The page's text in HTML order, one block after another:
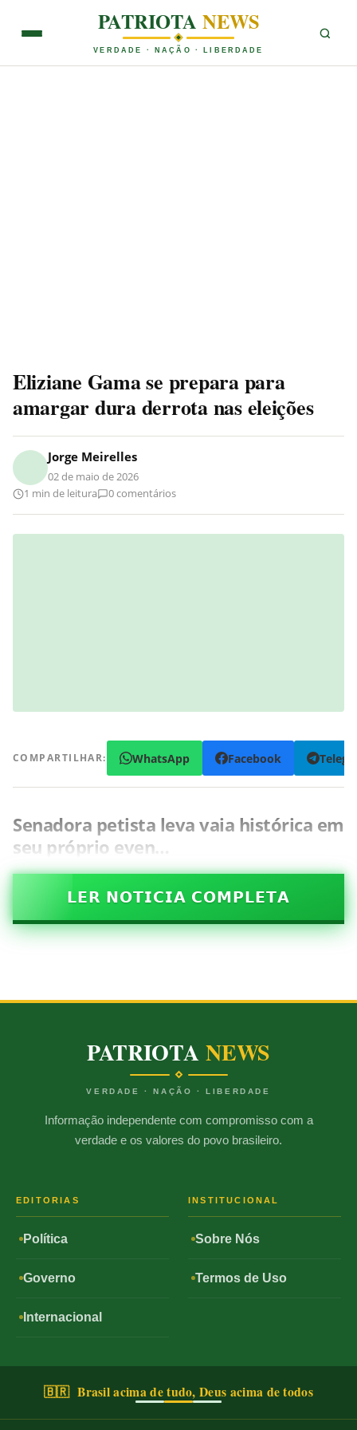
PATRIOTANEWS
VERDADE · NAÇÃO · LIBERDADE
Eliziane Gama se prepara para
amargar dura derrota nas eleições
Jorge Meirelles
02 de maio de 2026
1 min de leitura
0 comentários
COMPARTILHAR: WhatsApp Facebook
Senadora petista leva vaia histórica em
seu próprio even…
𝗟𝗘𝗥 𝗡𝗢𝗧𝗜𝗖𝗜𝗔 𝗖𝗢𝗠𝗣𝗟𝗘𝗧𝗔
PATRIOTANEWS
VERDADE · NAÇÃO · LIBERDADE
Informação independente com compromisso com a
verdade e os valores do povo brasileiro.
EDITORIAS
Política
Governo
Internacional
INSTITUCIONAL
Sobre Nós
Termos de Uso
🇧🇷 Brasil acima de tudo, Deus acima de todos